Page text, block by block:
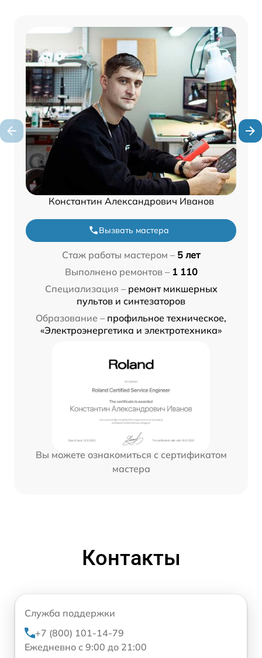
Константин Александрович Иванов
Вызвать мастера
Стаж работы мастером – 5 лет
Выполнено ремонтов – 1 110
Специализация – ремонт микшерных
пультов и синтезаторов
Образование – профильное техническое,
«Электроэнергетика и электротехника»
Вы можете ознакомиться с сертификатом
мастера
Контакты
Служба поддержки
+7 (800) 101-14-79
Ежедневно с 9:00 до 21:00